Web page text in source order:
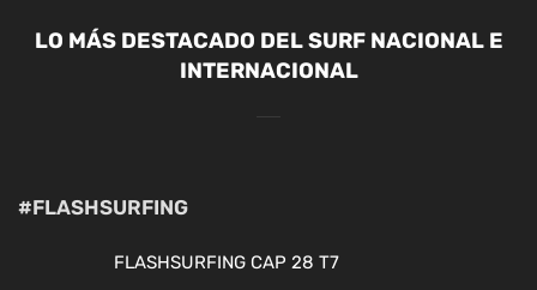
LO MÁS DESTACADO DEL SURF NACIONAL E
INTERNACIONAL
#FLASHSURFING
FLASHSURFING CAP 28 T7